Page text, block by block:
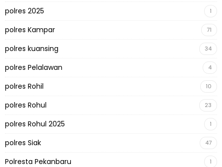
polres 2025 1
polres Kampar 71
polres kuansing 34
polres Pelalawan 4
polres Rohil 10
polres Rohul 23
polres Rohul 2025 1
polres Siak 47
Polresta Pekanbaru 1